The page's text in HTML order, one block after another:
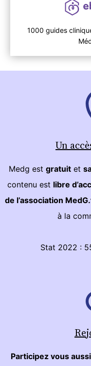
1000 guides
Un
Medg est gratuitet
contenu est libre
de l’association
à la
Stat 2022 :
Participez vous aussi